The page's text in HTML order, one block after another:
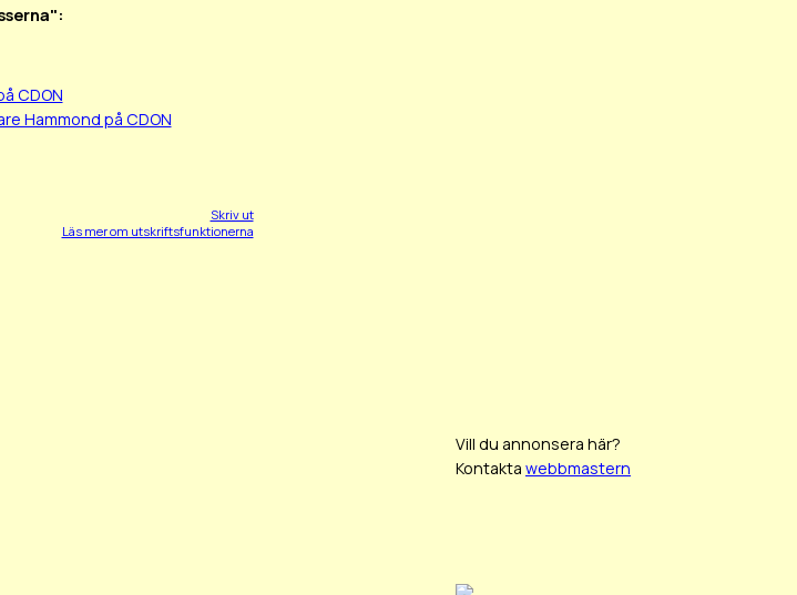
CDON
Hammond på CDON
Skriv ut
Läs mer om utskriftsfunktionerna
Vill du annonsera här?
Kontakta webbmastern